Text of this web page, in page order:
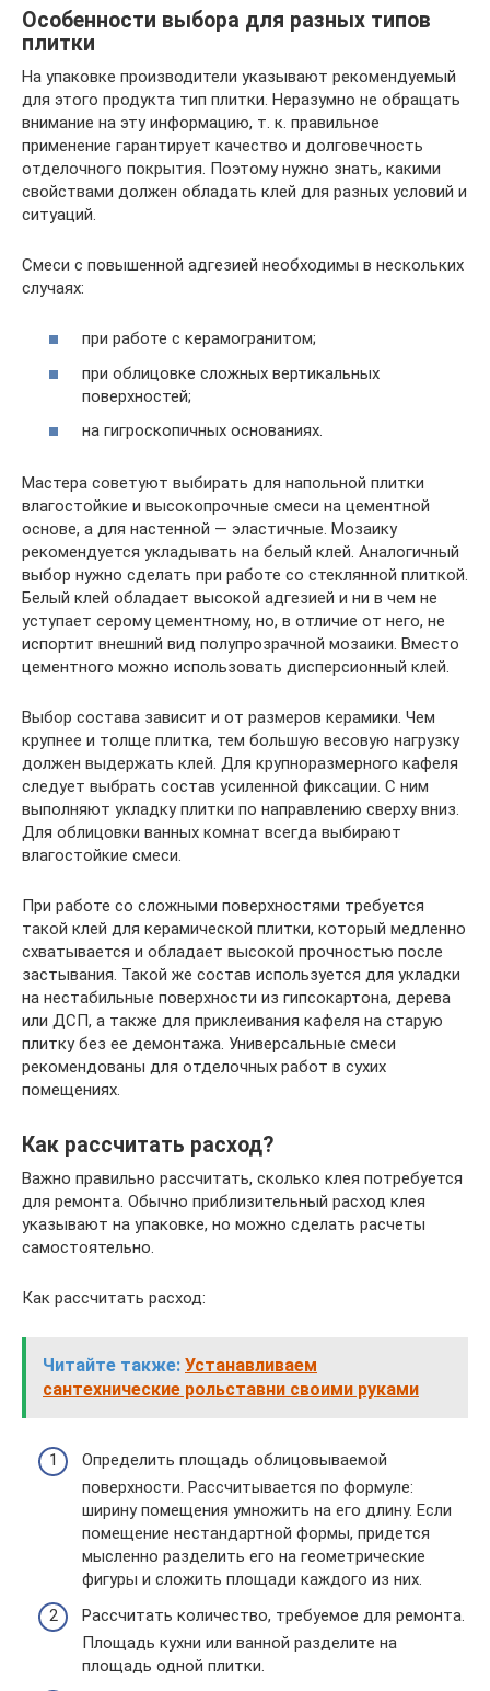
Особенности выбора для разных типов
плитки
На упаковке производители указывают рекомендуемый
для этого продукта тип плитки. Неразумно не обращать
внимание на эту информацию, т. к. правильное
применение гарантирует качество и долговечность
отделочного покрытия. Поэтому нужно знать, какими
свойствами должен обладать клей для разных условий и
ситуаций.
Смеси с повышенной адгезией необходимы в нескольких
случаях:
при работе с керамогранитом;
при облицовке сложных вертикальных
поверхностей;
на гигроскопичных основаниях.
Мастера советуют выбирать для напольной плитки
влагостойкие и высокопрочные смеси на цементной
основе, а для настенной — эластичные. Мозаику
рекомендуется укладывать на белый клей. Аналогичный
выбор нужно сделать при работе со стеклянной плиткой.
Белый клей обладает высокой адгезией и ни в чем не
уступает серому цементному, но, в отличие от него, не
испортит внешний вид полупрозрачной мозаики. Вместо
цементного можно использовать дисперсионный клей.
Выбор состава зависит и от размеров керамики. Чем
крупнее и толще плитка, тем большую весовую нагрузку
должен выдержать клей. Для крупноразмерного кафеля
следует выбрать состав усиленной фиксации. С ним
выполняют укладку плитки по направлению сверху вниз.
Для облицовки ванных комнат всегда выбирают
влагостойкие смеси.
При работе со сложными поверхностями требуется
такой клей для керамической плитки, который медленно
схватывается и обладает высокой прочностью после
застывания. Такой же состав используется для укладки
на нестабильные поверхности из гипсокартона, дерева
или ДСП, а также для приклеивания кафеля на старую
плитку без ее демонтажа. Универсальные смеси
рекомендованы для отделочных работ в сухих
помещениях.
Как рассчитать расход?
Важно правильно рассчитать, сколько клея потребуется
для ремонта. Обычно приблизительный расход клея
указывают на упаковке, но можно сделать расчеты
самостоятельно.
Как рассчитать расход:
Читайте также: Устанавливаем
сантехнические рольставни своими руками
Определить площадь облицовываемой
поверхности. Рассчитывается по формуле:
ширину помещения умножить на его длину. Если
помещение нестандартной формы, придется
мысленно разделить его на геометрические
фигуры и сложить площади каждого из них.
Рассчитать количество, требуемое для ремонта.
Площадь кухни или ванной разделите на
площадь одной плитки.